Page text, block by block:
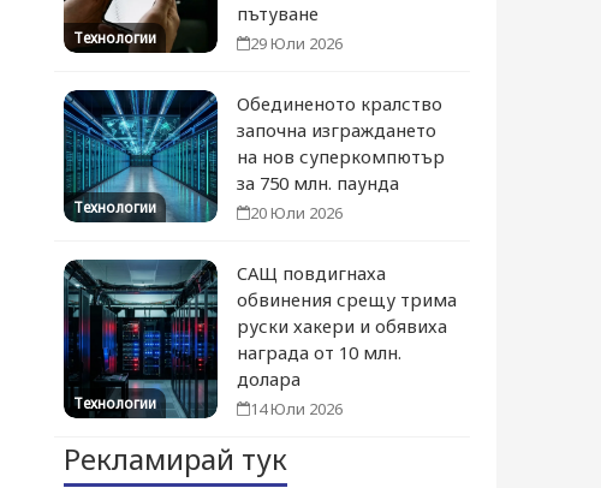
Технологии
пътуване
29 Юли 2026
Технологии
Обединеното кралство
започна изграждането
на нов суперкомпютър
за 750 млн. паунда
20 Юли 2026
Технологии
САЩ повдигнаха
обвинения срещу трима
руски хакери и обявиха
награда от 10 млн.
долара
14 Юли 2026
Рекламирай тук